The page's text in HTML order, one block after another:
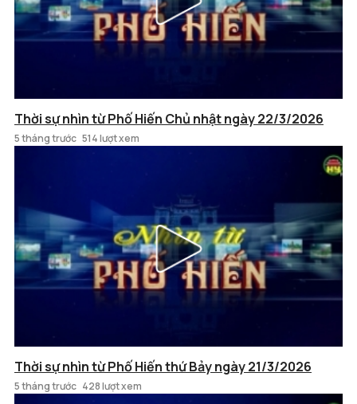
Thời sự nhìn từ Phố Hiến Chủ nhật ngày 22/3/2026
5 tháng trước 514 lượt xem
Thời sự nhìn từ Phố Hiến thứ Bảy ngày 21/3/2026
5 tháng trước 428 lượt xem